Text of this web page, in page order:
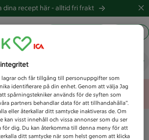
dina recept här -alltid fri frakt
du efter idag?
Unknown error
integritet
lagrar och får tillgång till personuppgifter som
identifierare på din enhet. Genom att välja Jag
spårningstekniker används för de syften som
partners behandlar data för att tillhandahålla”.
eller återkallar ditt samtycke inaktiveras de. Om
kan visst innehåll och vissa annonser som du ser
för dig. Du kan återkomma till denna meny för att
ditt samtycke när som helst genom att klicka